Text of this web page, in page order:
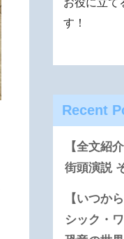
お役に立て
す！
Recent
【全文紹
街頭演説
【いつか
シック・